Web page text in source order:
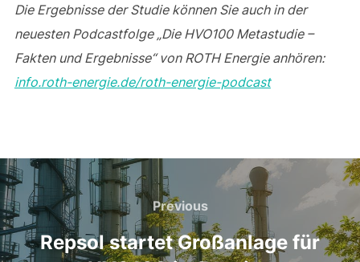
Die Ergebnisse der Studie können Sie auch in der
neuesten Podcastfolge „Die HVO100 Metastudie –
Fakten und Ergebnisse“ von ROTH Energie anhören:
info.roth-energie.de/roth-energie-podcast
Beitragsnavigation
Previous
Previous
Repsol startet Großanlage für